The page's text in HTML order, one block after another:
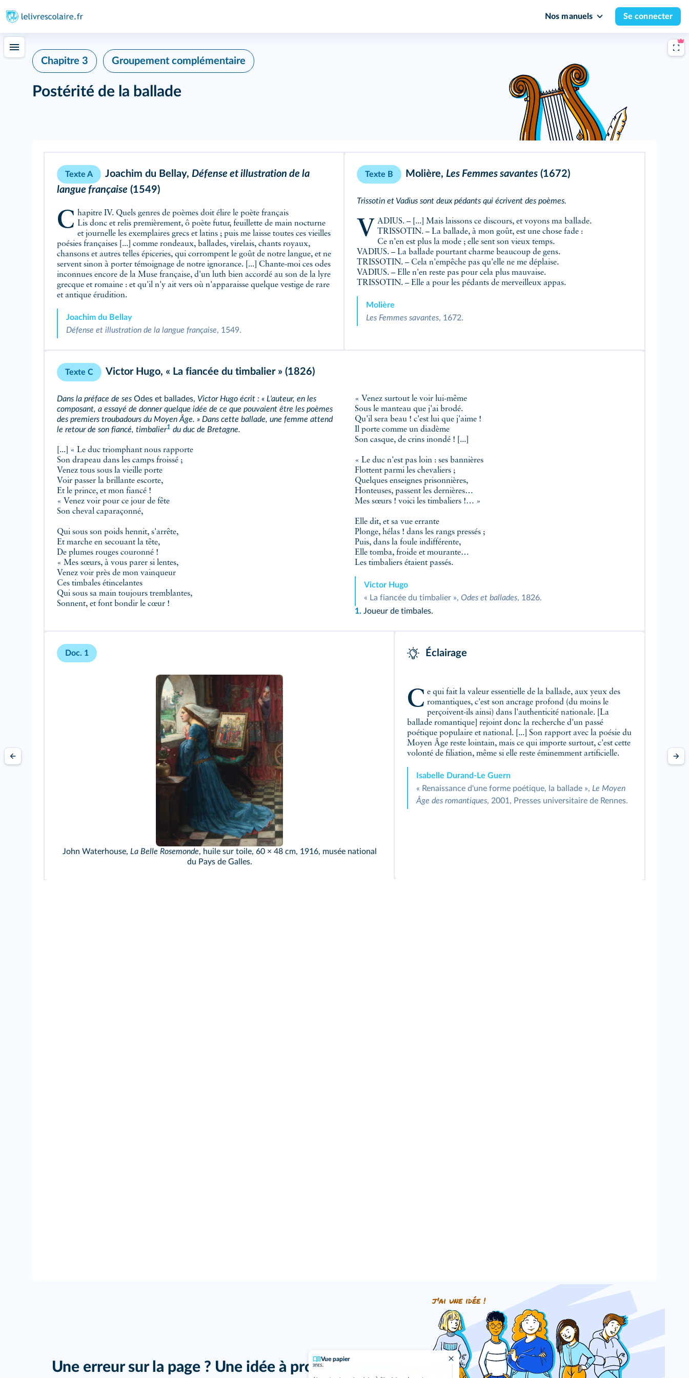
Nos manuels Se connecter
Vue papier
Chapitre 3 Groupement complémentaire
Postérité de la ballade
Texte A Joachim du Bellay, Défense et illustration de la
langue française (1549)
Chapitre IV. Quels genres de poèmes doit élire le poète français
Lis donc et relis premièrement, ô poète futur, feuillette de main nocturne
et journelle les exemplaires grecs et latins ; puis me laisse toutes ces vieilles
poésies françaises [...] comme rondeaux, ballades, virelais, chants royaux,
chansons et autres telles épiceries, qui corrompent le goût de notre langue, et ne
servent sinon à porter témoignage de notre ignorance. [...] Chante-moi ces odes
inconnues encore de la Muse française, d'un luth bien accordé au son de la lyre
grecque et romaine : et qu'il n'y ait vers où n'apparaisse quelque vestige de rare
et antique érudition.
Joachim du Bellay
Défense et illustration de la langue française, 1549.
Texte B Molière, Les Femmes savantes (1672)
Trissotin et Vadius sont deux pédants qui écrivent des poèmes.
VADIUS. – [...] Mais laissons ce discours, et voyons ma ballade.
TRISSOTIN. – La ballade, à mon goût, est une chose fade :
Ce n'en est plus la mode ; elle sent son vieux temps.
VADIUS. – La ballade pourtant charme beaucoup de gens.
TRISSOTIN. – Cela n'empêche pas qu'elle ne me déplaise.
VADIUS. – Elle n'en reste pas pour cela plus mauvaise.
TRISSOTIN. – Elle a pour les pédants de merveilleux appas.
Molière
Les Femmes savantes, 1672.
Texte C Victor Hugo, « La fiancée du timbalier » (1826)
Dans la préface de ses Odes et ballades, Victor Hugo écrit : « L'auteur, en les
composant, a essayé de donner quelque idée de ce que pouvaient être les poèmes
des premiers troubadours du Moyen Âge. » Dans cette ballade, une femme attend
le retour de son fiancé, timbalier1 du duc de Bretagne.
[...] « Le duc triomphant nous rapporte
Son drapeau dans les camps froissé ;
Venez tous sous la vieille porte
Voir passer la brillante escorte,
Et le prince, et mon fiancé !
« Venez voir pour ce jour de fête
Son cheval caparaçonné,
Qui sous son poids hennit, s'arrête,
Et marche en secouant la tête,
De plumes rouges couronné !
« Mes sœurs, à vous parer si lentes,
Venez voir près de mon vainqueur
Ces timbales étincelantes
Qui sous sa main toujours tremblantes,
Sonnent, et font bondir le cœur !
« Venez surtout le voir lui-même
Sous le manteau que j'ai brodé.
Qu'il sera beau ! c'est lui que j'aime !
Il porte comme un diadème
Son casque, de crins inondé ! [...]
« Le duc n'est pas loin : ses bannières
Flottent parmi les chevaliers ;
Quelques enseignes prisonnières,
Honteuses, passent les dernières…
Mes sœurs ! voici les timbaliers !… »
Elle dit, et sa vue errante
Plonge, hélas ! dans les rangs pressés ;
Puis, dans la foule indifférente,
Elle tomba, froide et mourante…
Les timbaliers étaient passés.
Victor Hugo
« La fiancée du timbalier », Odes et ballades, 1826.
1. Joueur de timbales.
Doc. 1
John Waterhouse, La Belle Rosemonde, huile sur toile, 60 × 48 cm, 1916, musée national
du Pays de Galles.
Éclairage
Ce qui fait la valeur essentielle de la ballade, aux yeux des romantiques, c'est son ancrage profond (du moins le
perçoivent-ils ainsi) dans l'authenticité nationale. [La
ballade romantique] rejoint donc la recherche d'un passé
poétique populaire et national. [...] Son rapport avec la poésie du
Moyen Âge reste lointain, mais ce qui importe surtout, c'est cette
volonté de filiation, même si elle reste éminemment artificielle.
Isabelle Durand-Le Guern
« Renaissance d'une forme poétique, la ballade », Le Moyen
Âge des romantiques, 2001, Presses universitaire de Rennes.
Une erreur sur la page ? Une idée à proposer ?
j'ai une idée !